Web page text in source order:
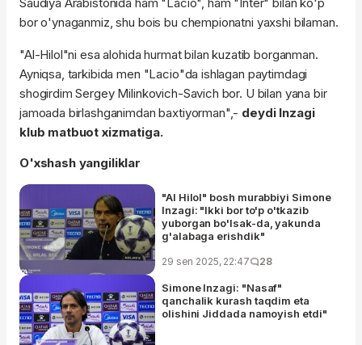
bor o'ynaganmiz, shu bois bu chempionatni yaxshi bilaman.
"Al-Hilol"ni esa alohida hurmat bilan kuzatib borganman.
Ayniqsa, tarkibida men "Lacio"da ishlagan paytimdagi
shogirdim Sergey Milinkovich-Savich bor. U bilan yana bir
jamoada birlashganimdan baxtiyorman",- deydi Inzagi
klub matbuot xizmatiga.
O'xshash yangiliklar
"Al Hilol" bosh murabbiyi Simone
Inzagi: "Ikki bor to'p o'tkazib
yuborgan bo'lsak-da, yakunda
g'alabaga erishdik"
29 sen 2025, 22:47 28
Simone Inzagi: "Nasaf"
qanchalik kurash taqdim eta
olishini Jiddada namoyish etdi"